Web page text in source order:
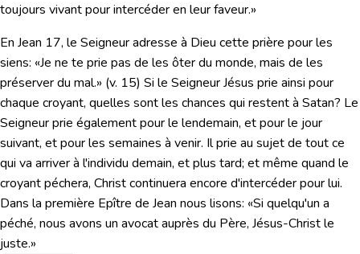
toujours vivant pour intercéder en leur faveur.»
En Jean 17, le Seigneur adresse à Dieu cette prière pour les
siens: «Je ne te prie pas de les ôter du monde, mais de les
préserver du mal.» (v. 15) Si le Seigneur Jésus prie ainsi pour
chaque croyant, quelles sont les chances qui restent à Satan? Le
Seigneur prie également pour le lendemain, et pour le jour
suivant, et pour les semaines à venir. Il prie au sujet de tout ce
qui va arriver à l'individu demain, et plus tard; et même quand le
croyant péchera, Christ continuera encore d'intercéder pour lui.
Dans la première Epître de Jean nous lisons: «Si quelqu'un a
péché, nous avons un avocat auprès du Père, Jésus-Christ le
juste.»